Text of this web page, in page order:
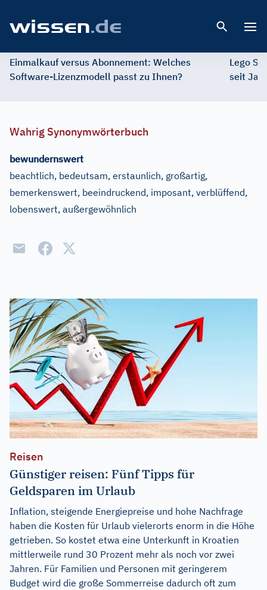
Einmalkauf versus Abonnement: Welches
Software-Lizenzmodell passt zu Ihnen?
Lego
seit
Wahrig Synonymwörterbuch
bewundernswert
beachtlich, bedeutsam, erstaunlich, großartig,
bemerkenswert, beeindruckend, imposant, verblüffend,
lobenswert, außergewöhnlich
Reisen
Günstiger reisen: Fünf Tipps für
Geldsparen im Urlaub
Inflation, steigende Energiepreise und hohe Nachfrage
haben die Kosten für Urlaub vielerorts enorm in die Höhe
getrieben. So kostet etwa eine Unterkunft in Kroatien
mittlerweile rund 30 Prozent mehr als noch vor zwei
Jahren. Für Familien und Personen mit geringerem
Budget wird die große Sommerreise dadurch oft zum